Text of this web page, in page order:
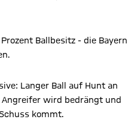
Ballbesitz - die Bayern
Langer Ball auf Hunt an
wird bedrängt und
kommt.